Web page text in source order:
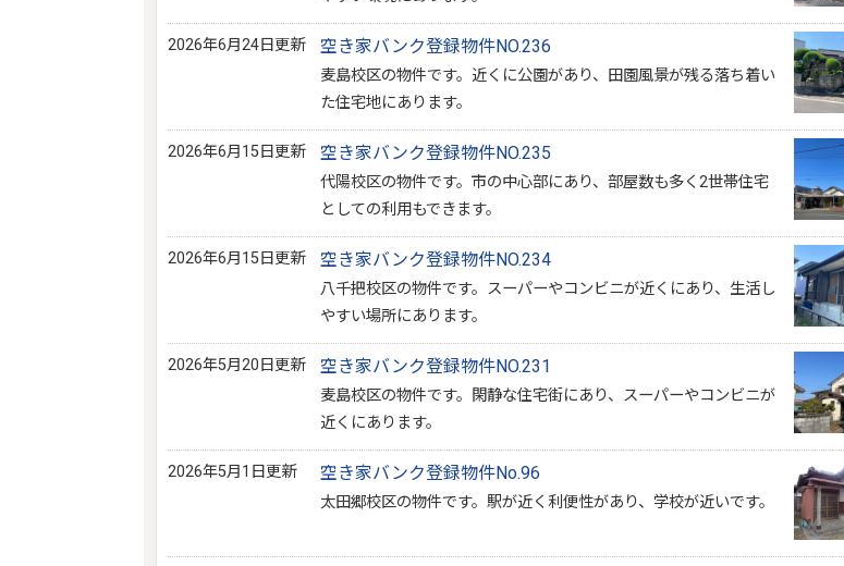
2026年6月24日更新 空き家バンク登録物件NO.236
麦島校区の物件です。近くに公園があり、田園風景が残る落ち着い
た住宅地にあります。
2026年6月15日更新 空き家バンク登録物件NO.235
代陽校区の物件です。市の中心部にあり、部屋数も多く2世帯住宅
としての利用もできます。
2026年6月15日更新 空き家バンク登録物件NO.234
八千把校区の物件です。スーパーやコンビニが近くにあり、生活し
やすい場所にあります。
2026年5月20日更新 空き家バンク登録物件NO.231
麦島校区の物件です。閑静な住宅街にあり、スーパーやコンビニが
近くにあります。
2026年5月1日更新 空き家バンク登録物件No.96
太田郷校区の物件です。駅が近く利便性があり、学校が近いです。